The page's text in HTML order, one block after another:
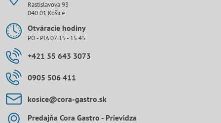
Rastislavova 93
040 01 Košice
Otváracie hodiny
PO - PIA 07:15 - 15:45
+421 55 643 3073
0905 506 411
kosice​@cora-gastro​.sk
Predajňa Cora Gastro - Prievidza